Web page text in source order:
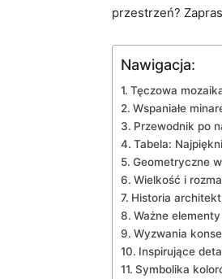
przestrzeń?
Nawigacja:
Tęczowa
Wspaniałe
Przewodnik‌ po
Tabela:
Geometryczne⁣
Wielkość i‌
Historia
Ważne
Wyzwania
Inspirujące
Symbolika